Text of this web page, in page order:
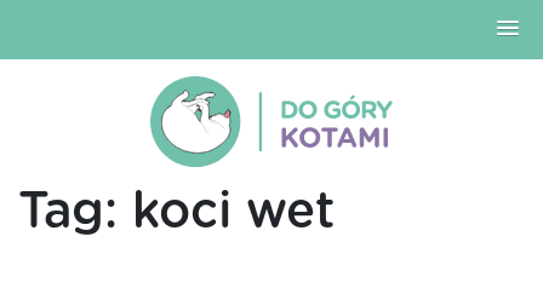
Tag: koci wet